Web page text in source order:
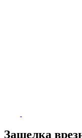
Защелка